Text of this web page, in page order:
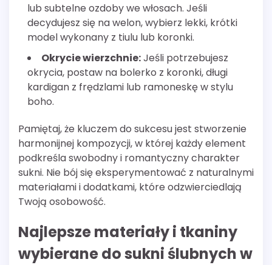
lub subtelne ozdoby we włosach. Jeśli
decydujesz się na welon, wybierz lekki, krótki
model wykonany z tiulu lub koronki.
Okrycie wierzchnie:Jeśli potrzebujesz
okrycia, postaw na bolerko z koronki, długi
kardigan z frędzlami lub ramoneskę w stylu
boho.
Pamiętaj, że kluczem do sukcesu jest stworzenie
harmonijnej kompozycji, w której każdy element
podkreśla swobodny i romantyczny charakter
sukni. Nie bój się eksperymentować z naturalnymi
materiałami i dodatkami, które odzwierciedlają
Twoją osobowość.
Najlepsze materiały i tkaniny
wybierane do sukni ślubnych w